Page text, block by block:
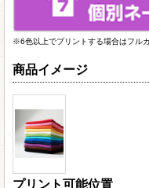
※6色以上でプリントする場合はフル
商品イメージ
プリント可能位置